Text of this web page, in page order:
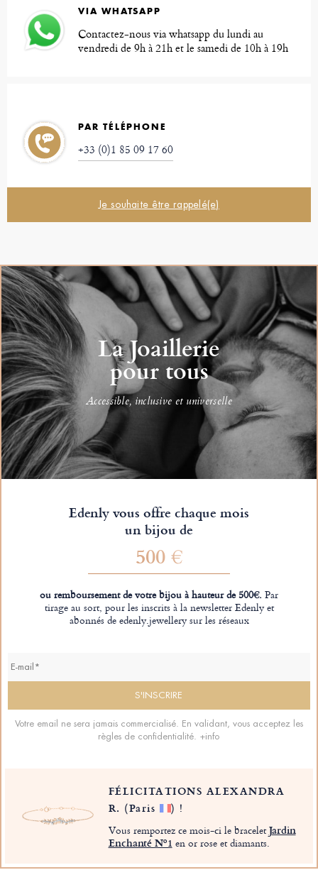
VIA WHATSAPP
Contactez-nous via whatsapp du lundi au
vendredi de 9h à 21h et le samedi de 10h à 19h
PAR TÉLÉPHONE
+33 (0)1 85 09 17 60
Je souhaite être rappelé(e)
La Joaillerie
pour tous
Accessible, inclusive et universelle
Edenly vous offre chaque mois
un bijou de
500 €
ou remboursement de votre bijou à hauteur de 500€.Par
tirage au sort, pour les inscrits à la newsletter Edenly et
abonnés de edenly.jewellery sur les réseaux
Votre email ne sera jamais commercialisé. En validant, vous acceptez les
règles de confidentialité. +info
FÉLICITATIONS ALEXANDRA
R. (Paris ) !
Vous remportez ce mois-ci le braceletJardin
Enchanté Nº1 en or rose et diamants.